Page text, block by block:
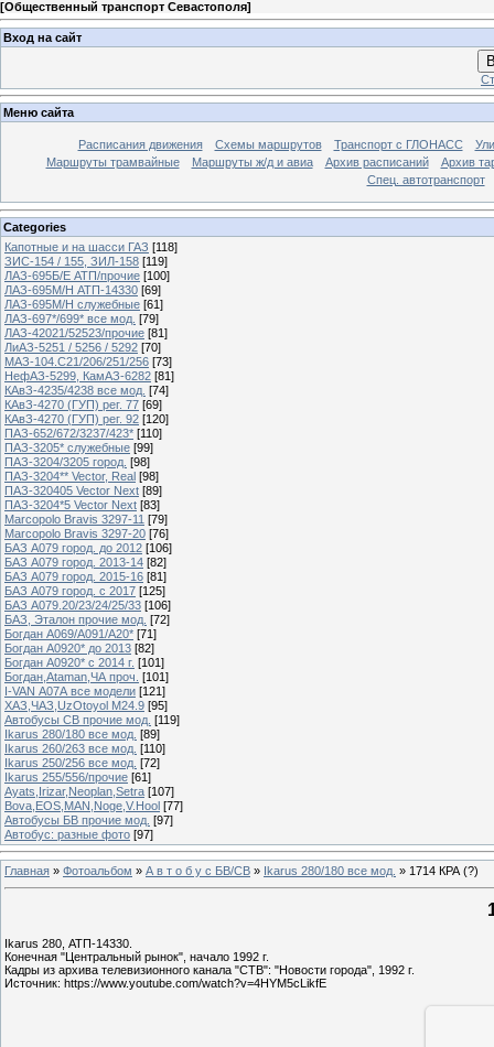
[Общественный транспорт Севастополя]
Вход на сайт
Меню сайта
Расписания движения Схемы маршрутов Транспорт с ГЛОНАСС
Маршруты трамвайные
Маршруты ж/д и авиа Архив расписаний
Архив
Спец. автотранспорт
Categories
Капотные и на шасси ГАЗ [118]
ЗИС-154 / 155, ЗИЛ-158 [119]
ЛАЗ-695Б/Е АТП/прочие [100]
ЛАЗ-695М/Н АТП-14330 [69]
ЛАЗ-695М/Н служебные [61]
ЛАЗ-697*/699* все мод. [79]
ЛАЗ-42021/52523/прочие [81]
ЛиАЗ-5251 / 5256 / 5292 [70]
МАЗ-104.C21/206/251/256 [73]
НефАЗ-5299, КамАЗ-6282 [81]
КАвЗ-4235/4238 все мод. [74]
КАвЗ-4270 (ГУП) рег. 77 [69]
КАвЗ-4270 (ГУП) рег. 92 [120]
ПАЗ-652/672/3237/423* [110]
ПАЗ-3205* служебные [99]
ПАЗ-3204/3205 город. [98]
ПАЗ-3204** Vector, Real [98]
ПАЗ-320405 Vector Next [89]
ПАЗ-3204*5 Vector Next [83]
Marcopolo Bravis 3297-11 [79]
Marcopolo Bravis 3297-20 [76]
БАЗ А079 город. до 2012 [106]
БАЗ А079 город. 2013-14 [82]
БАЗ А079 город. 2015-16 [81]
БАЗ А079 город. с 2017 [125]
БАЗ А079.20/23/24/25/33 [106]
БАЗ, Эталон прочие мод. [72]
Богдан А069/А091/А20* [71]
Богдан А0920* до 2013 [82]
Богдан А0920* с 2014 г. [101]
Богдан,Ataman,ЧА проч. [101]
I-VAN А07А все модели [121]
ХАЗ,ЧАЗ,UzOtoyol M24.9 [95]
Автобусы СВ прочие мод. [119]
Ikarus 280/180 все мод. [89]
Ikarus 260/263 все мод. [110]
Ikarus 250/256 все мод. [72]
Ikarus 255/556/прочие [61]
Ayats,Irizar,Neoplan,Setra [107]
Bova,EOS,MAN,Noge,V.Hool [77]
Автобусы БВ прочие мод. [97]
Автобус: разные фото [97]
Главная » Фотоальбом » А в т о б у с БВ/СВ » Ikarus 280/180 все мод. » 1714 КРА (?)
Ikarus 280, АТП-14330.
Конечная "Центральный рынок", начало 1992 г.
Кадры из архива телевизионного канала "СТВ": "Новости города", 1992 г.
Источник: https://www.youtube.com/watch?v=4HYM5cLikfE